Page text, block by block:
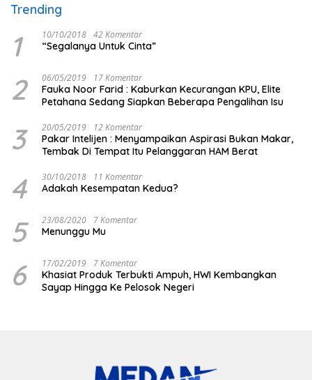
Trending
1 10/10/2018 42 Komentar
“Segalanya Untuk Cinta”
2 06/05/2019 17 Komentar
Fauka Noor Farid : Kaburkan Kecurangan KPU, Elite
Petahana Sedang Siapkan Beberapa Pengalihan Isu
3 20/05/2019 12 Komentar
Pakar Intelijen : Menyampaikan Aspirasi Bukan Makar,
Tembak Di Tempat Itu Pelanggaran HAM Berat
4 30/10/2018 11 Komentar
Adakah Kesempatan Kedua?
5 23/08/2020 7 Komentar
Menunggu Mu
6 17/02/2019 7 Komentar
Khasiat Produk Terbukti Ampuh, HWI Kembangkan
Sayap Hingga Ke Pelosok Negeri